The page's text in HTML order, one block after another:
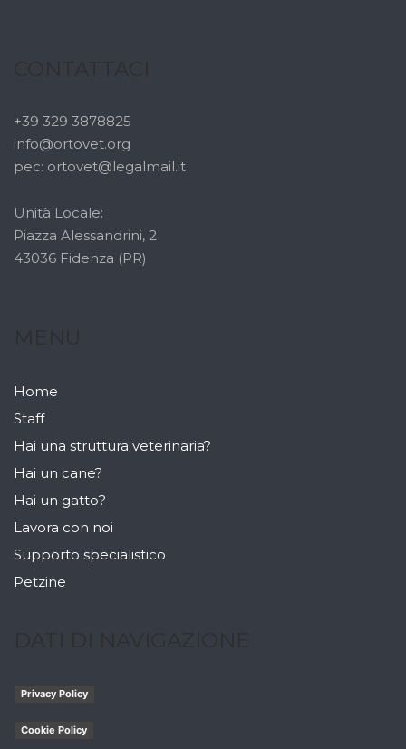
+39 329 3878825
info@ortovet.org
pec: ortovet@legalmail.it
Unità Locale:
Piazza Alessandrini, 2
43036 Fidenza (PR)
Home
Staff
Hai una struttura veterinaria?
Hai un cane?
Hai un gatto?
Lavora con noi
Supporto specialistico
Petzine
Privacy Policy
Cookie Policy